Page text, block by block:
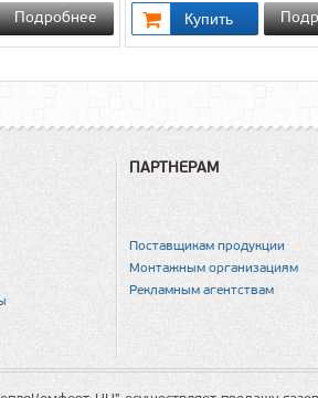
Подробнее
ПАРТНЕРАМ
Поставщикам продукции
Монтажным организациям
Рекламным агентствам